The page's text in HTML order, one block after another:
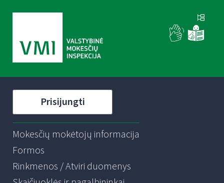
Prisijungti
Mokesčių mokėtojų informacija
Formos
Rinkmenos / Atviri duomenys